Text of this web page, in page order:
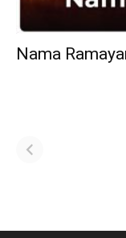
Nama
పితృదేవతల